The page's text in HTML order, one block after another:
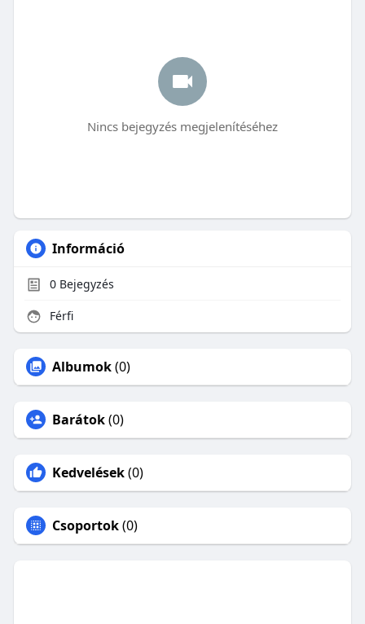
Nincs bejegyzés megjelenítéséhez
Információ
0Bejegyzés
Férfi
Albumok(0)
Barátok(0)
Kedvelések(0)
Csoportok(0)